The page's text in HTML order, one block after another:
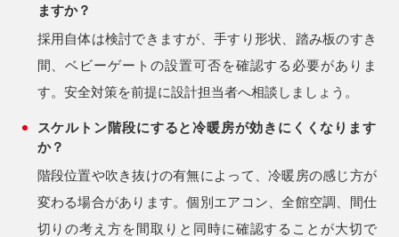
ますか？
採用自体は検討できますが、手すり形状、踏み板のすき
間、ベビーゲートの設置可否を確認する必要がありま
す。安全対策を前提に設計担当者へ相談しましょう。
スケルトン階段にすると冷暖房が効きにくくなります
か？
階段位置や吹き抜けの有無によって、冷暖房の感じ方が
変わる場合があります。個別エアコン、全館空調、間仕
切りの考え方を間取りと同時に確認することが大切で